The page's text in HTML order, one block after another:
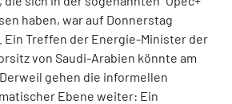
haben, war auf Donnerstag
Treffen der Energie-Minister der
von Saudi-Arabien könnte am
gehen die informellen
Ebene weiter: Ein